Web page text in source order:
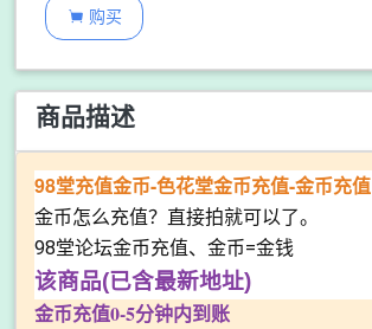
 购买
商品描述
98堂充值金币-色花堂金币充值-金币充值
金币怎么充值？直接拍就可以了。
98堂论坛金币充值、金币=金钱
该商品(已含最新地址)
金币充值0-5分钟内到账